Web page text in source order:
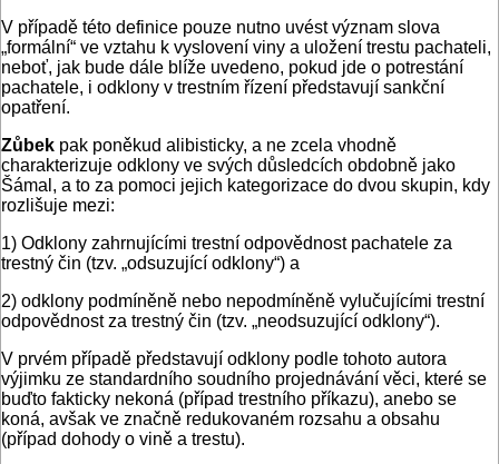
V případě této definice pouze nutno uvést význam slova
„formální“ ve vztahu k vyslovení viny a uložení trestu pachateli,
neboť, jak bude dále blíže uvedeno, pokud jde o potrestání
pachatele, i odklony v trestním řízení představují sankční
opatření.
Zůbek pak poněkud alibisticky, a ne zcela vhodně
charakterizuje odklony ve svých důsledcích obdobně jako
Šámal, a to za pomoci jejich kategorizace do dvou skupin, kdy
rozlišuje mezi:
1) Odklony zahrnujícími trestní odpovědnost pachatele za
trestný čin (tzv. „odsuzující odklony“) a
2) odklony podmíněně nebo nepodmíněně vylučujícími trestní
odpovědnost za trestný čin (tzv. „neodsuzující odklony“).
V prvém případě představují odklony podle tohoto autora
výjimku ze standardního soudního projednávání věci, které se
buďto fakticky nekoná (případ trestního příkazu), anebo se
koná, avšak ve značně redukovaném rozsahu a obsahu
(případ dohody o vině a trestu).